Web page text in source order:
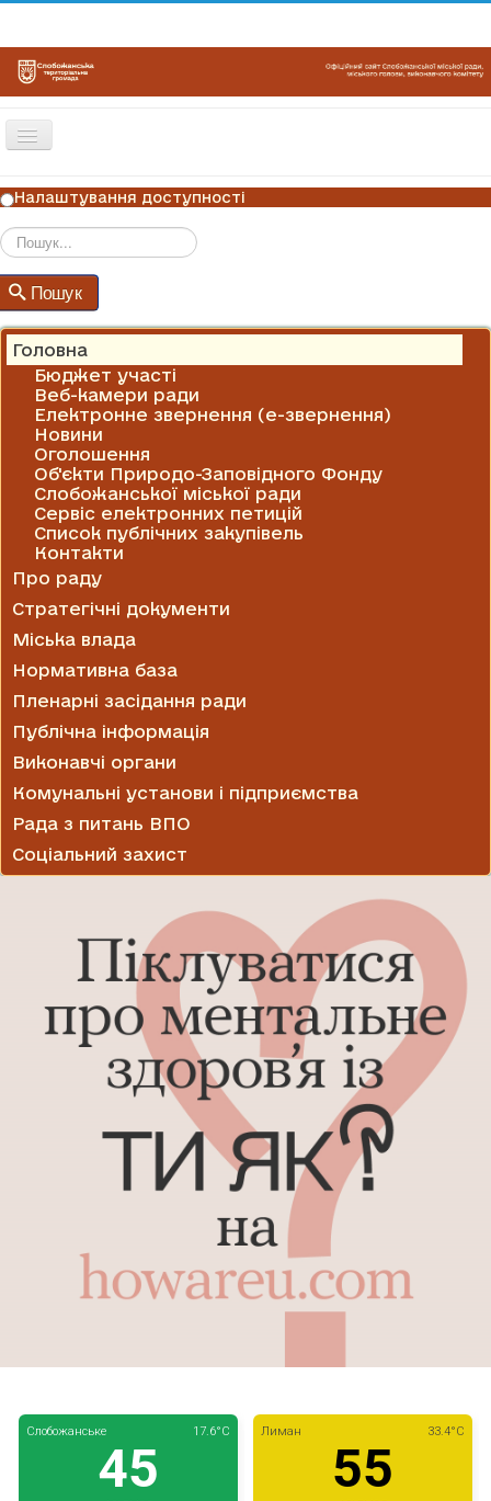
Перемикач
ГОЛОВНА
НОВИНИ
ОГОЛОШЕННЯ
ГРАФІКИ ПРИЙОМУ
КОНТАКТИ
Налаштування доступності
Пошук
Головна
Бюджет участі
Веб-камери ради
Електронне звернення (е-звернення)
Новини
Оголошення
Об'єкти Природо-Заповідного Фонду
Слобожанської міської ради
Сервіс електронних петицій
Список публічних закупівель
Контакти
Про раду
Стратегічні документи
Міська влада
Нормативна база
Пленарні засідання ради
Публічна інформація
Виконавчі органи
Комунальні установи і підприємства
Рада з питань ВПО
Соціальний захист